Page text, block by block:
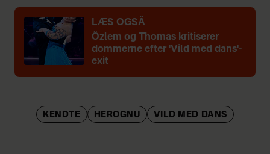
LÆS OGSÅ
Özlem og Thomas kritiserer
dommerne efter 'Vild med dans'-
exit
KENDTE HEROGNU VILD MED DANS